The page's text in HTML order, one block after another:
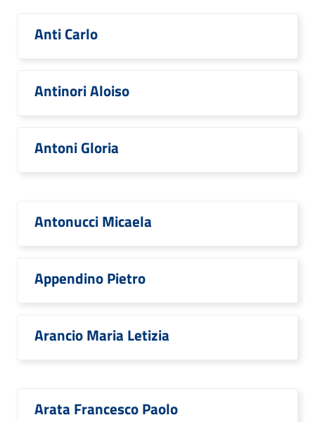
Anti Carlo
Antinori Aloiso
Antoni Gloria
Antonucci Micaela
Appendino Pietro
Arancio Maria Letizia
Arata Francesco Paolo